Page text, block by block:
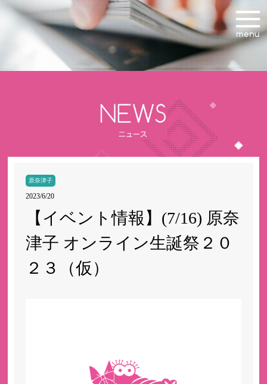
原奈津子
2023/6/20
【イベント情報】(7/16) 原奈
津子 オンライン生誕祭２０
２３（仮）